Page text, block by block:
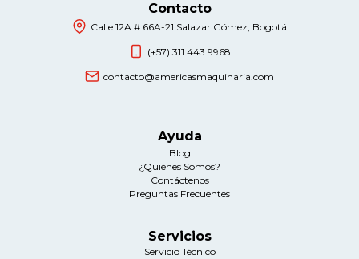
Contacto
Calle 12A # 66A-21 Salazar Gómez, Bogotá
(+57) 311 443 9968
contacto@americasmaquinaria.com
Ayuda
Blog
¿Quiénes Somos?
Contáctenos
Preguntas Frecuentes
Servicios
Servicio Técnico